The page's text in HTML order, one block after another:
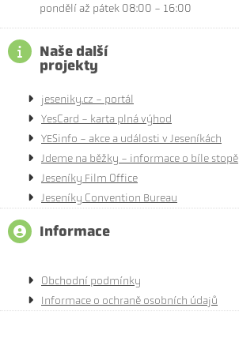
pondělí až pátek 08:00 - 16:00
Naše další
projekty
jeseniky.cz - portál
YesCard - karta plná výhod
YESinfo - akce a události v Jeseníkách
Jdeme na běžky - informace o bíle stopě
Jeseníky Film Office
Jeseníky Convention Bureau
Informace
Obchodní podmínky
Informace o ochraně osobních údajů